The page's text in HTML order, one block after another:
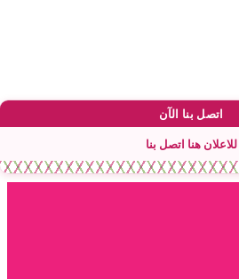
اتصل بنا الآن
للاعلان هنا اتصل بنا